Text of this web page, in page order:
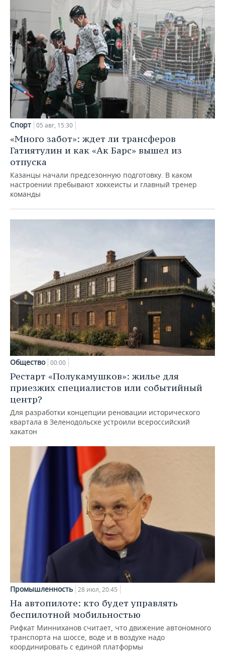
Спорт 05 авг, 15:30
«Много забот»: ждет ли трансферов
Гатиятулин и как «Ак Барс» вышел из
отпуска
Казанцы начали предсезонную подготовку. В каком
настроении пребывают хоккеисты и главный тренер
команды
Общество 00:00
Рестарт «Полукамушков»: жилье для
приезжих специалистов или событийный
центр?
Для разработки концепции реновации исторического
квартала в Зеленодольске устроили всероссийский
хакатон
Промышленность 28 июл, 20:45
На автопилоте: кто будет управлять
беспилотной мобильностью
Рифкат Минниханов считает, что движение автономного
транспорта на шоссе, воде и в воздухе надо
координировать с единой платформы